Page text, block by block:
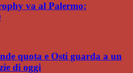
va al Palermo:
quota e Osti guarda a un
di oggi